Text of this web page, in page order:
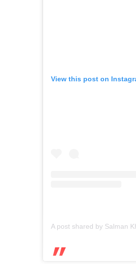
View this post on
A post shared by Salman